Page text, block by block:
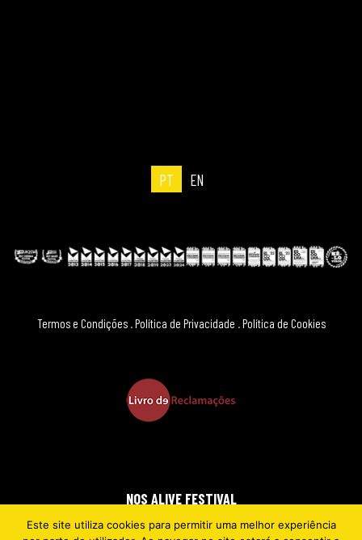
PT EN
Termos e Condições .Política de Privacidade .Política de Cookies
NOS ALIVE FESTIVAL
2026 © EVERYTHING IS NEW
Este site utiliza cookies para permitir uma melhor experiência